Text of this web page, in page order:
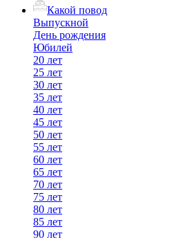
Какой повод
Выпускной
День рождения
Юбилей
20 лет
25 лет
30 лет
35 лет
40 лет
45 лет
50 лет
55 лет
60 лет
65 лет
70 лет
75 лет
80 лет
85 лет
90 лет